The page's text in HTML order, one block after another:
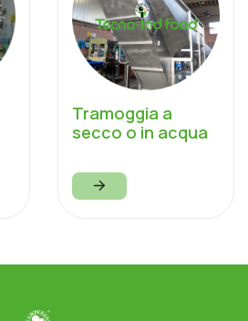
Tramoggia a
secco o in acqua